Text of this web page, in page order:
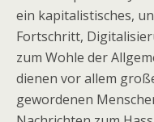
ein kapitalistisches,
Fortschritt,
zum Wohle der
dienen vor allem
gewordenen